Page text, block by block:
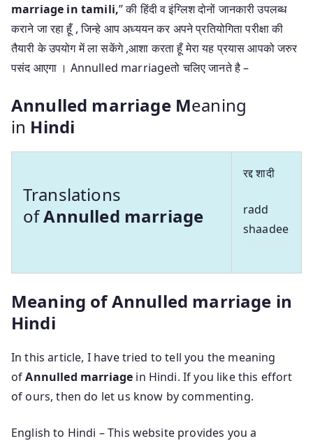
marriage in tamili,” की हिंदी व इंग्लिश दोनों जानकारी उपलब्ध
कराने जा रहा हूँ , जिन्हे आप अध्ययन कर अपने प्रतियोगिता परीक्षा की
तैयारी के उपयोग में ला सकेंगे ,आशा करता हूँ मेरा यह प्रयास आपको जरुर
पसंद आएगा । Annulled marriageतो चलिए जानते है –
Annulled marriage Meaning
in Hindi
Translations
ofAnnulled marriage
रद्द शादी
radd
shaadee
Meaning of Annulled marriage in
Hindi
In this article, I have tried to tell you the meaning
ofAnnulled marriage in Hindi. If you like this effort
of ours, then do let us know by commenting.
English to Hindi – This website provides you a